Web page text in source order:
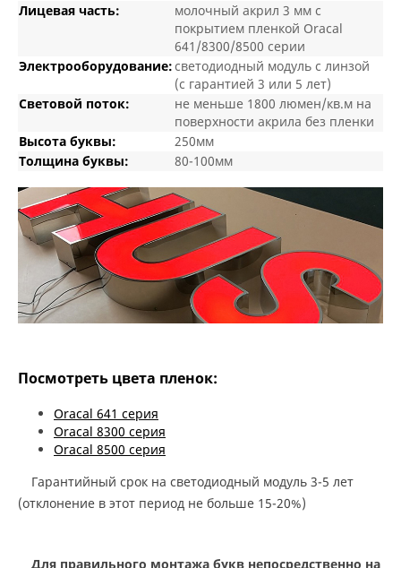
Лицевая часть:
молочный акрил 3 мм с
покрытием пленкой Oracal
641/8300/8500 серии
Электрооборудование:светодиодный модуль с линзой
(с гарантией 3 или 5 лет)
Световой поток:
не меньше 1800 люмен/кв.м на
поверхности акрила без пленки
Высота буквы:
250мм
Толщина буквы:
80-100мм
Посмотреть цвета пленок:
Oracal 641 серия
Oracal 8300 серия
Oracal 8500 серия
Гарантийный срок на светодиодный модуль 3-5 лет
(отклонение в этот период не больше 15-20%)
Для правильного монтажа букв непосредственно на